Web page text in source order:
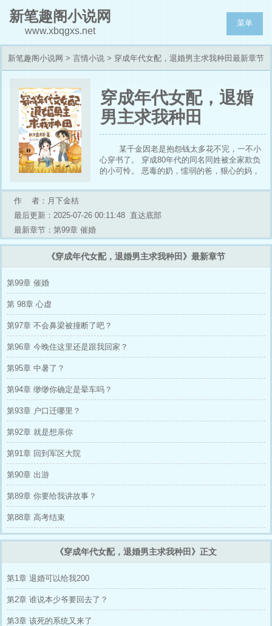
新笔趣阁小说网
www.xbqgxs.net
菜单
新笔趣阁小说网 > 言情小说 > 穿成年代女配，退婚男主求我种田最新章节
穿成年代女配，退婚
男主求我种田
某千金因老是抱怨钱太多花不完，一不小
心穿书了。 穿成80年代的同名同姓被全家欺负
的小可怜。 恶毒的奶，懦弱的爸，狠心的妈，
就在她准备接受来自未婚夫拿钱羞辱退婚时，脑
还双手抱胸，满眼嫌弃的睨着她。 “你是准备跪
地:“谁说我要退婚？我是过来跟未婚妻培养感情
的！” 周余缈:“……？” 别啊！ 我还等着你用钱
砸我呢！ ……… 陆安和最近脑子总是听到一些
奇怪的对话。 还莫名其妙的受伤。 他还以为自
妻和那系统的对话。 才知道罪魁祸首是她。
事，系统的问题五花八门，全是关于种田的。
她一个五谷不分的大小姐哪里懂这些。 胡乱回
答，反正也没惩罚。 蒙对还有奖励！ 直到有一
天被某人堵在墙角，“周余缈，你给我去学种
田，算我求你了，好好种田行吗？” “实在不行，
实都应验在某人身上。
作 者：月下金桔
最后更新：2025-07-26 00:11:48 直达底部
最新章节：第99章 催婚
《穿成年代女配，退婚男主求我种田》最新章节
第99章 催婚
第 98章 心虚
第97章 不会鼻梁被撞断了吧？
第96章 今晚住这里还是跟我回家？
第95章 中暑了？
第94章 缈缈你确定是晕车吗？
第93章 户口迁哪里？
第92章 就是想亲你
第91章 回到军区大院
第90章 出游
第89章 你要给我讲故事？
第88章 高考结束
《穿成年代女配，退婚男主求我种田》正文
第1章 退婚可以给我200
第2章 谁说本少爷要回去了？
第3章 该死的系统又来了